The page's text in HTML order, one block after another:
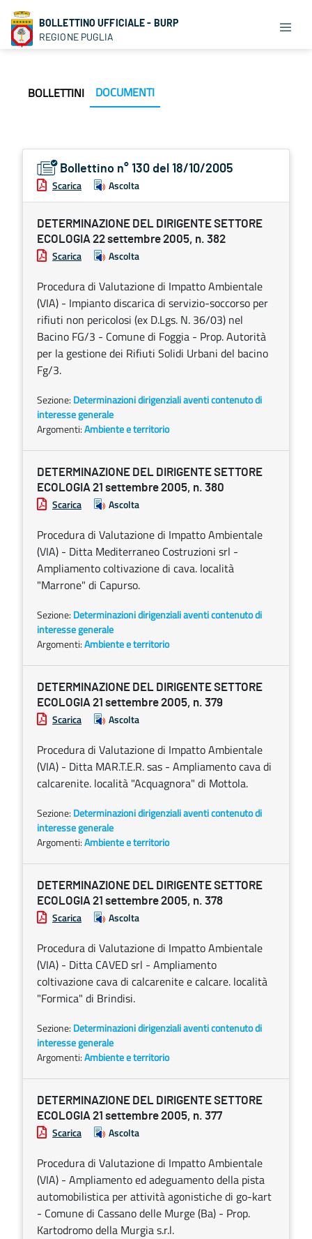
BOLLETTINO UFFICIALE - BURP
REGIONE PUGLIA
BOLLETTINI DOCUMENTI
Bollettino n° 130 del 18/10/2005
Scarica Ascolta
DETERMINAZIONE DEL DIRIGENTE SETTORE
ECOLOGIA 22 settembre 2005, n. 382
Scarica Ascolta
Procedura di Valutazione di Impatto Ambientale
(VIA) - Impianto discarica di servizio-soccorso per
rifiuti non pericolosi (ex D.Lgs. N. 36/03) nel
Bacino FG/3 - Comune di Foggia - Prop. Autorità
per la gestione dei Rifiuti Solidi Urbani del bacino
Fg/3.
Sezione: Determinazioni dirigenziali aventi contenuto di
interesse generale
Argomenti:Ambiente e territorio
DETERMINAZIONE DEL DIRIGENTE SETTORE
ECOLOGIA 21 settembre 2005, n. 380
Scarica Ascolta
Procedura di Valutazione di Impatto Ambientale
(VIA) - Ditta Mediterraneo Costruzioni srl -
Ampliamento coltivazione di cava. località
"Marrone" di Capurso.
Sezione: Determinazioni dirigenziali aventi contenuto di
interesse generale
Argomenti:Ambiente e territorio
DETERMINAZIONE DEL DIRIGENTE SETTORE
ECOLOGIA 21 settembre 2005, n. 379
Scarica Ascolta
Procedura di Valutazione di Impatto Ambientale
(VIA) - Ditta MAR.T.E.R. sas - Ampliamento cava di
calcarenite. località "Acquagnora" di Mottola.
Sezione: Determinazioni dirigenziali aventi contenuto di
interesse generale
Argomenti:Ambiente e territorio
DETERMINAZIONE DEL DIRIGENTE SETTORE
ECOLOGIA 21 settembre 2005, n. 378
Scarica Ascolta
Procedura di Valutazione di Impatto Ambientale
(VIA) - Ditta CAVED srl - Ampliamento
coltivazione cava di calcarenite e calcare. località
"Formica" di Brindisi.
Sezione: Determinazioni dirigenziali aventi contenuto di
interesse generale
Argomenti:Ambiente e territorio
DETERMINAZIONE DEL DIRIGENTE SETTORE
ECOLOGIA 21 settembre 2005, n. 377
Scarica Ascolta
Procedura di Valutazione di Impatto Ambientale
(VIA) - Ampliamento ed adeguamento della pista
automobilistica per attività agonistiche di go-kart
- Comune di Cassano delle Murge (Ba) - Prop.
Kartodromo della Murgia s.r.l.